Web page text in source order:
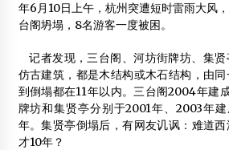
2012海南国际木结构论坛暨企业家年会在海口举行
联众木业:参展中俄蒙科技展获好评
2012年7月11日
冬暖夏凉的木刻楞房屋
2012年7月14日
年6月10日上午，杭州突遭短时雷雨大风
台阁坍塌，8名游客一度被困。
记者发现，三台阁、河坊街牌坊、集贤
仿古建筑，都是木结构或木石结构，由
到倒塌都在11年以内。三台阁2004年建
牌坊和集贤亭分别于2001年、2003年
年。集贤亭倒塌后，有网友讥讽：难道
才10年？